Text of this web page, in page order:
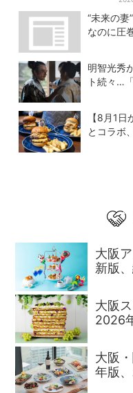
からビビった」、その正
は？
“未来の
なのに圧
明智光秀
ト続々…
【8月1
とコラボ
大阪
新版
大阪
2026
大阪
年版